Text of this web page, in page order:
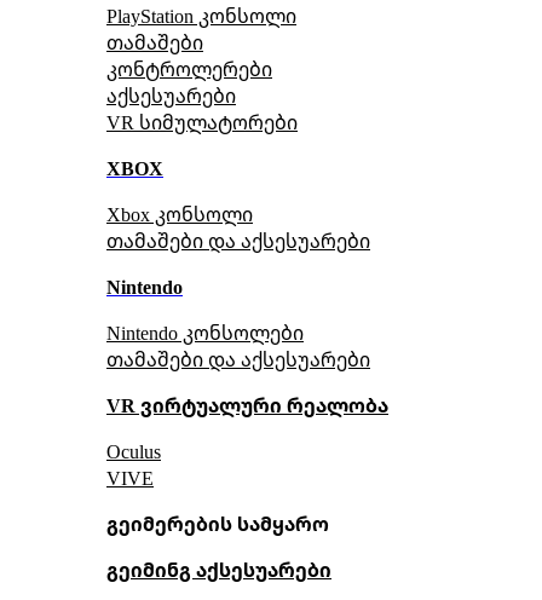
PlayStation კონსოლი
თამაშები
კონტროლერები
აქსესუარები
VR სიმულატორები
XBOX
Xbox კონსოლი
თამაშები და აქსესუარები
Nintendo
Nintendo კონსოლები
თამაშები და აქსესუარები
VR ვირტუალური რეალობა
Oculus
VIVE
გეიმერების სამყარო
გეიმინგ აქსესუარები